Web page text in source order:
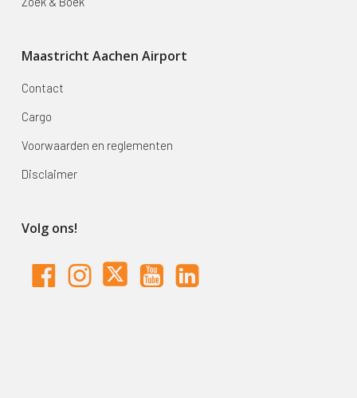
Maastricht Aachen Airport
Contact
Cargo
Voorwaarden en reglementen
Disclaimer
Volg ons!